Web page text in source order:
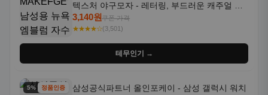
텍스처 야구모자 - 레터링, 부드러운 캐주얼 모
자, NYC 스타일
3,140원쿠폰 가격
★★★★☆(3,501)
테무인기 →
5% 할인정품인증
삼성공식파트너 올인포케이 - 삼성 갤럭시 워치